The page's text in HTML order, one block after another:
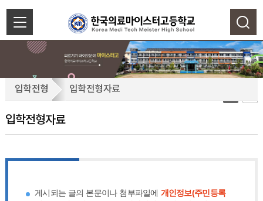
닫
기
전
형
입학전형 입학전형자료
입학전형자료
게시되는 글의 본문이나 첨부파일에 개인정보(주민등록